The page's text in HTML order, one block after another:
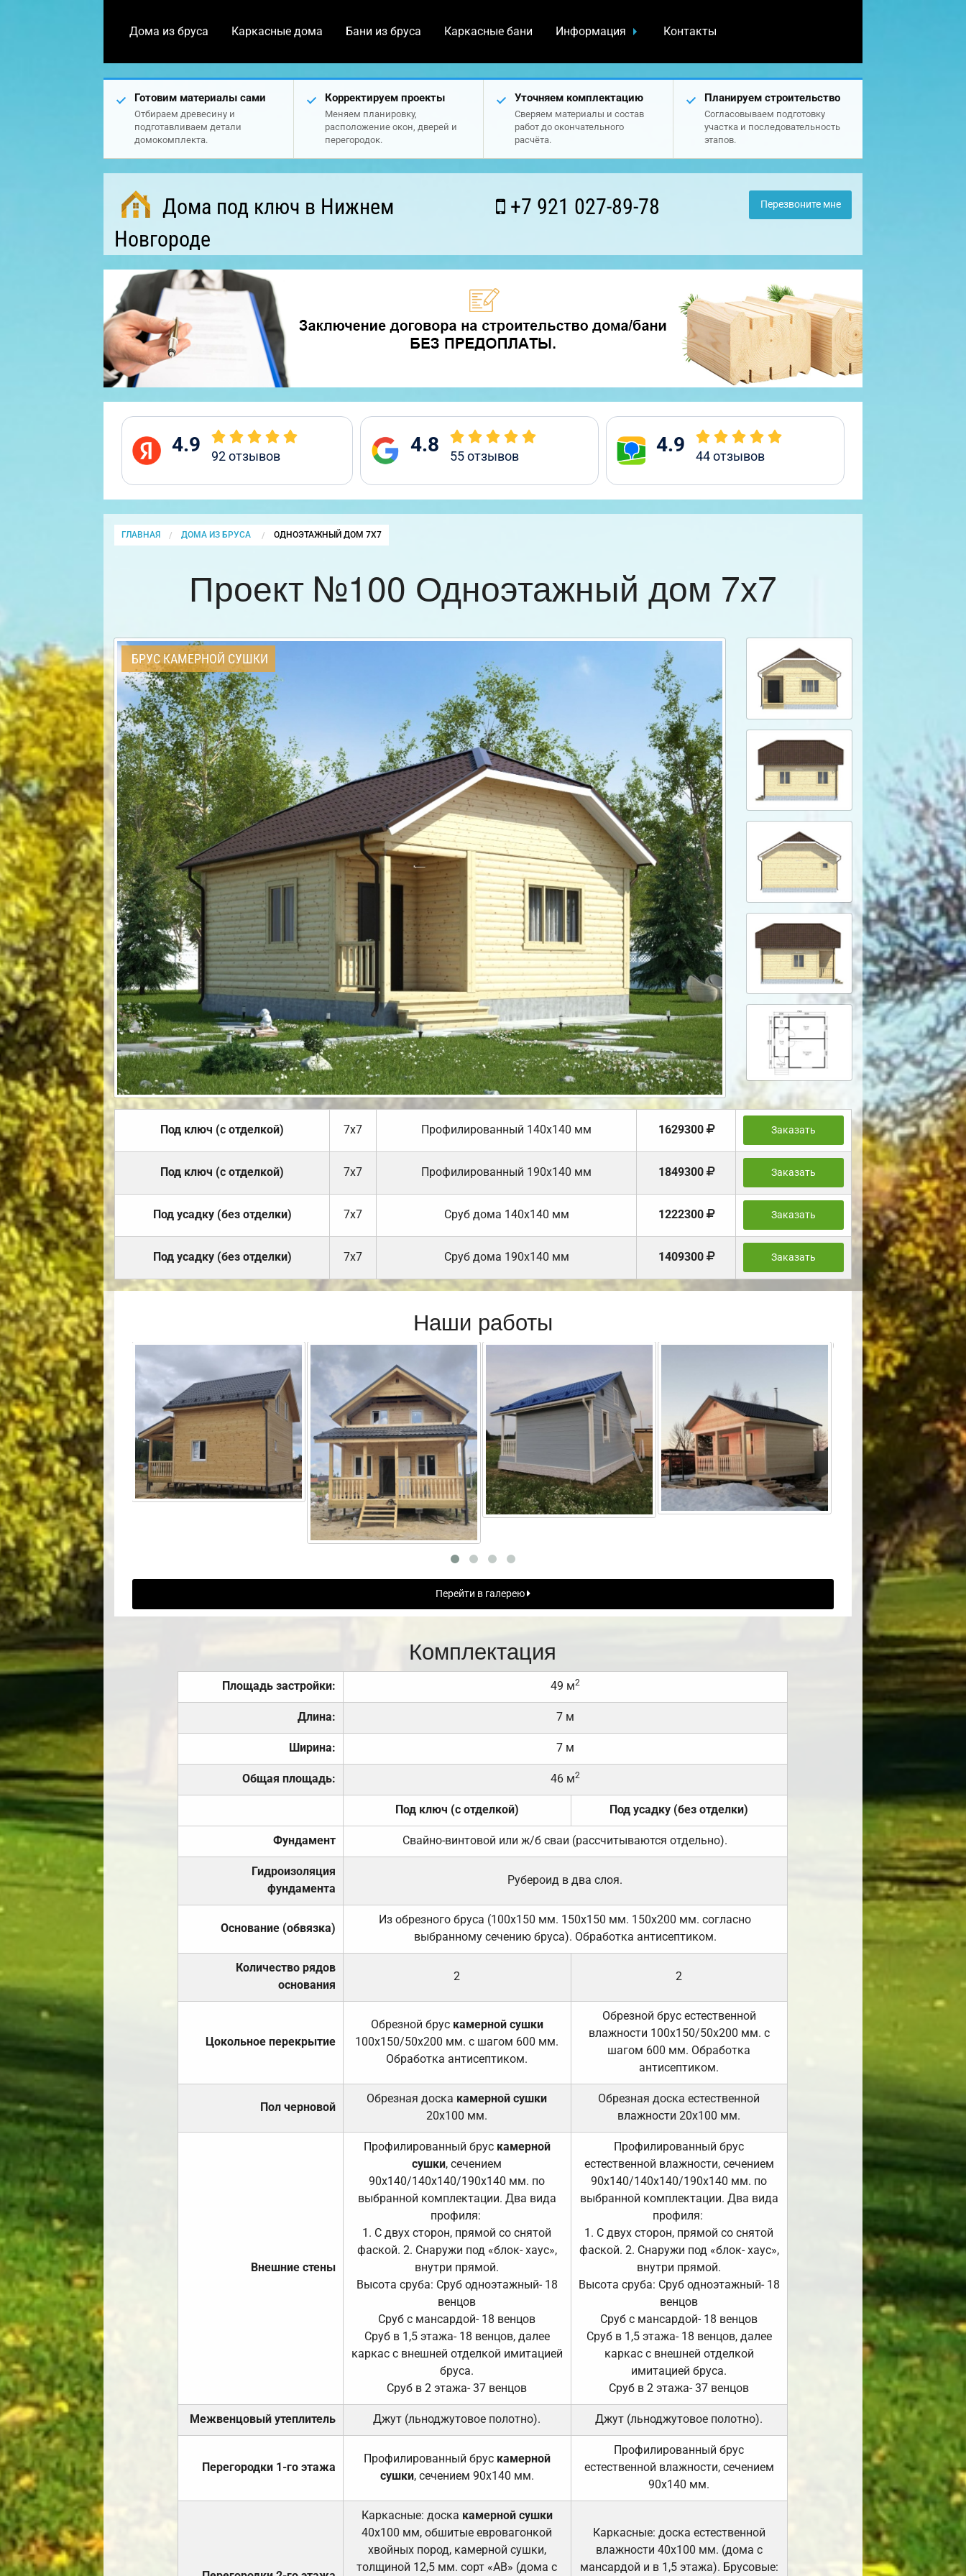
Дома из бруса Каркасные дома Бани из бруса Каркасные бани Информация Контакты
Готовим материалы сами
Отбираем древесину и
подготавливаем детали
домокомплекта.
Корректируем проекты
Меняем планировку,
расположение окон, дверей и
перегородок.
Уточняем комплектацию
Сверяем материалы и состав
работ до окончательного
расчёта.
Планируем строительство
Согласовываем подготовку
участка и последовательность
этапов.
Дома под ключ в Нижнем
Новгороде
+7 921 027-89-78 Перезвоните мне
4.9 92отзывов 4.8 55отзывов 4.9 44отзывов
ГЛАВНАЯ ДОМА ИЗ БРУСА CURRENT:
ОДНОЭТАЖНЫЙ ДОМ 7Х7
Проект №100 Одноэтажный дом 7х7
БРУС КАМЕРНОЙ СУШКИ
Под ключ (с отделкой) 7х7 Профилированный 140х140 мм 1629300 Заказать
Под ключ (с отделкой) 7х7 Профилированный 190х140 мм 1849300 Заказать
Под усадку (без отделки) 7х7 Cруб дома 140х140 мм 1222300 Заказать
Под усадку (без отделки) 7х7 Cруб дома 190х140 мм 1409300 Заказать
Наши работы
Перейти в галерею
Комплектация
Площадь застройки: 49 м2
Длина: 7 м
Ширина: 7 м
Общая площадь: 46 м2
Под ключ (с отделкой) Под усадку (без отделки)
Фундамент Свайно-винтовой или ж/б сваи (рассчитываются отдельно).
Гидроизоляция
фундамента
Рубероид в два слоя.
Основание (обвязка)
Из обрезного бруса (100х150 мм. 150х150 мм. 150х200 мм. согласно
выбранному сечению бруса). Обработка антисептиком.
Количество рядов
основания
2 2
Цокольное перекрытие
Обрезной брус камерной сушки
100х150/50х200 мм. с шагом 600 мм.
Обработка антисептиком.
Обрезной брус естественной
влажности 100х150/50х200 мм. с
шагом 600 мм. Обработка
антисептиком.
Пол черновой
Обрезная доска камерной сушки
20х100 мм.
Обрезная доска естественной
влажности 20х100 мм.
Внешние стены
Профилированный брус камерной
сушки, сечением
90х140/140х140/190х140 мм. по
выбранной комплектации. Два вида
профиля:
1. С двух сторон, прямой со снятой
фаской. 2. Снаружи под «блок- хаус»,
внутри прямой.
Высота сруба: Сруб одноэтажный- 18
венцов
Сруб с мансардой- 18 венцов
Сруб в 1,5 этажа- 18 венцов, далее
каркас с внешней отделкой имитацией
бруса.
Сруб в 2 этажа- 37 венцов
Профилированный брус
естественной влажности, сечением
90х140/140х140/190х140 мм. по
выбранной комплектации. Два вида
профиля:
1. С двух сторон, прямой со снятой
фаской. 2. Снаружи под «блок- хаус»,
внутри прямой.
Высота сруба: Сруб одноэтажный- 18
венцов
Сруб с мансардой- 18 венцов
Сруб в 1,5 этажа- 18 венцов, далее
каркас с внешней отделкой
имитацией бруса.
Сруб в 2 этажа- 37 венцов
Межвенцовый утеплитель Джут (льноджутовое полотно). Джут (льноджутовое полотно).
Перегородки 1-го этажа
Профилированный брус камерной
сушки, сечением 90х140 мм.
Профилированный брус
естественной влажности, сечением
90х140 мм.
Каркасные: доска камерной сушки
40х100 мм, обшитые евровагонкой
хвойных пород, камерной сушки,
толщиной 12,5 мм. сорт «АВ» (дома с
Каркасные: доска естественной
влажности 40х100 мм. (дома с
мансардой и в 1,5 этажа). Брусовые: